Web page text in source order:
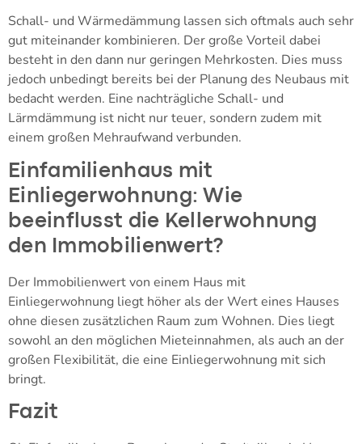
Schall- und Wärmedämmung lassen sich oftmals auch sehr
gut miteinander kombinieren. Der große Vorteil dabei
besteht in den dann nur geringen Mehrkosten. Dies muss
jedoch unbedingt bereits bei der Planung des Neubaus mit
bedacht werden. Eine nachträgliche Schall- und
Lärmdämmung ist nicht nur teuer, sondern zudem mit
einem großen Mehraufwand verbunden.
Einfamilienhaus mit
Einliegerwohnung: Wie
beeinflusst die Kellerwohnung
den Immobilienwert?
Der Immobilienwert von einem Haus mit
Einliegerwohnung liegt höher als der Wert eines Hauses
ohne diesen zusätzlichen Raum zum Wohnen. Dies liegt
sowohl an den möglichen Mieteinnahmen, als auch an der
großen Flexibilität, die eine Einliegerwohnung mit sich
bringt.
Fazit